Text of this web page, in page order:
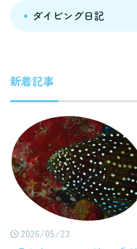
ダイビング日記
新着記事
2026/05/23